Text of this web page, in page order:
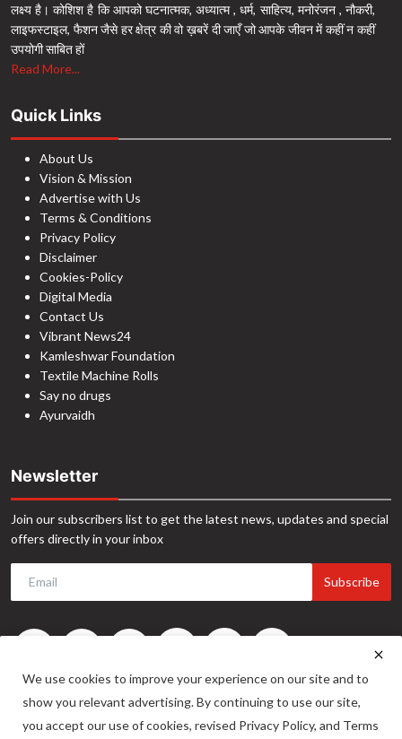
लक्ष्य है। कोशिश है कि आपको घटनात्मक, अध्यात्म , धर्म, साहित्य, मनोरंजन , नौकरी,
लाइफस्टाइल, फैशन जैसे हर क्षेत्र की वो ख़बरें दी जाएँ जो आपके जीवन में कहीं न कहीं
उपयोगी साबित हों
Read More...
Quick Links
About Us
Vision & Mission
Advertise with Us
Terms & Conditions
Privacy Policy
Disclaimer
Cookies-Policy
Digital Media
Contact Us
Vibrant News24
Kamleshwar Foundation
Textile Machine Rolls
Say no drugs
Ayurvaidh
Newsletter
Join our subscribers list to get the latest news, updates and special
offers directly in your inbox
Subscribe
We use cookies to improve your experience on our site and to
show you relevant advertising. By continuing to use our site,
you accept our use of cookies, revised Privacy Policy, and Terms